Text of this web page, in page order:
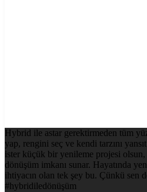
Hybrid ile astar gerektirmeden tüm
yap, rengini seç ve kendi tarzını
ister küçük bir yenileme projesi
dönüşüm imkanı sunar. Hayatında
ihtiyacın olan tek şey bu. Çünkü sen
#hybridiledönüşüm